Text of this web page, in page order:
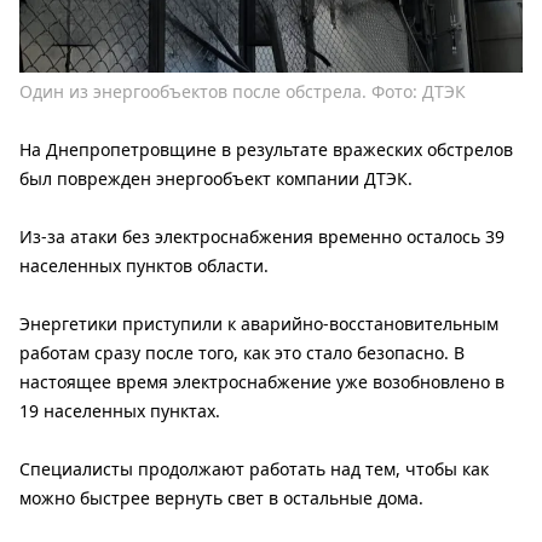
Один из энергообъектов после обстрела. Фото: ДТЭК
На Днепропетровщине в результате вражеских обстрелов
был поврежден энергообъект компании ДТЭК.
Из-за атаки без электроснабжения временно осталось 39
населенных пунктов области.
Энергетики приступили к аварийно-восстановительным
работам сразу после того, как это стало безопасно. В
настоящее время электроснабжение уже возобновлено в
19 населенных пунктах.
Специалисты продолжают работать над тем, чтобы как
можно быстрее вернуть свет в остальные дома.